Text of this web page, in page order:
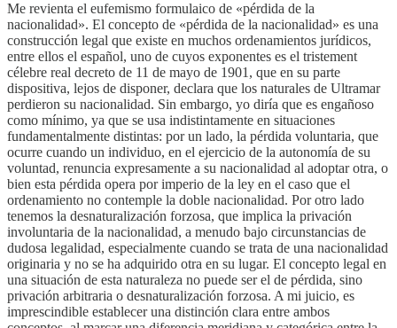
Me revienta el eufemismo formulaico de «pérdida de la
nacionalidad». El concepto de «pérdida de la nacionalidad» es una
construcción legal que existe en muchos ordenamientos jurídicos,
entre ellos el español, uno de cuyos exponentes es el tristement
célebre real decreto de 11 de mayo de 1901, que en su parte
dispositiva, lejos de disponer, declara que los naturales de Ultramar
perdieron su nacionalidad. Sin embargo, yo diría que es engañoso
como mínimo, ya que se usa indistintamente en situaciones
fundamentalmente distintas: por un lado, la pérdida voluntaria, que
ocurre cuando un individuo, en el ejercicio de la autonomía de su
voluntad, renuncia expresamente a su nacionalidad al adoptar otra, o
bien esta pérdida opera por imperio de la ley en el caso que el
ordenamiento no contemple la doble nacionalidad. Por otro lado
tenemos la desnaturalización forzosa, que implica la privación
involuntaria de la nacionalidad, a menudo bajo circunstancias de
dudosa legalidad, especialmente cuando se trata de una nacionalidad
originaria y no se ha adquirido otra en su lugar. El concepto legal en
una situación de esta naturaleza no puede ser el de pérdida, sino
privación arbitraria o desnaturalización forzosa. A mi juicio, es
imprescindible establecer una distinción clara entre ambos